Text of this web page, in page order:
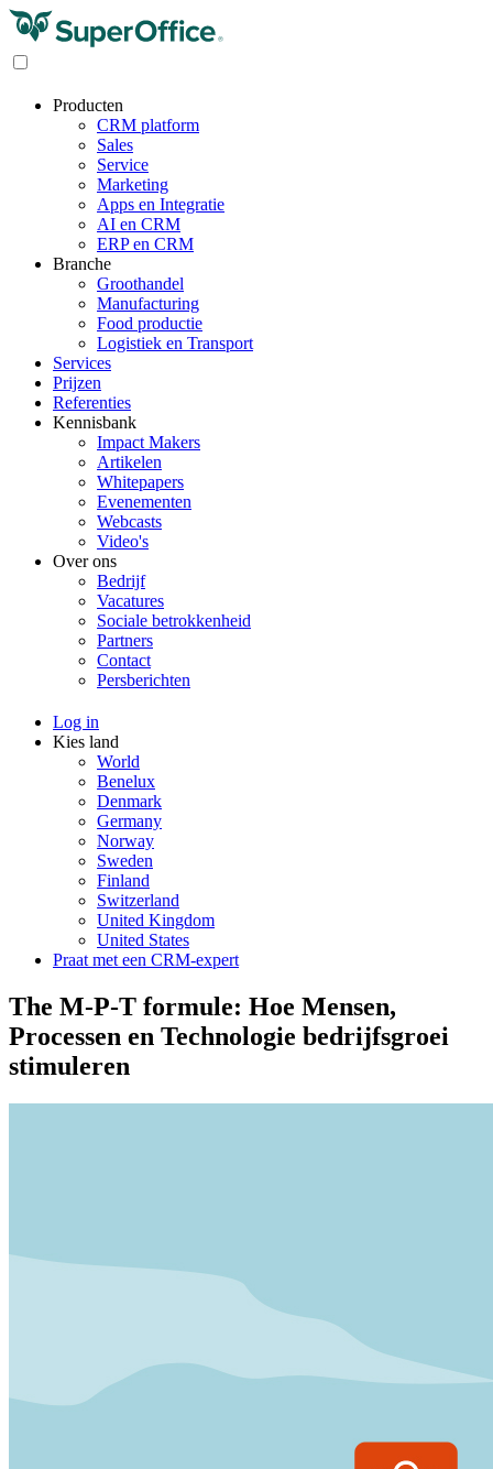
Producten
CRM platform
Sales
Service
Marketing
Apps en Integratie
AI en CRM
ERP en CRM
Branche
Groothandel
Manufacturing
Food productie
Logistiek en Transport
Services
Prijzen
Referenties
Kennisbank
Impact Makers
Artikelen
Whitepapers
Evenementen
Webcasts
Video's
Over ons
Bedrijf
Vacatures
Sociale betrokkenheid
Partners
Contact
Persberichten
Log in
Kies land
World
Benelux
Denmark
Germany
Norway
Sweden
Finland
Switzerland
United Kingdom
United States
Praat met een CRM-expert
The M-P-T formule: Hoe Mensen,
Processen en Technologie bedrijfsgroei
stimuleren